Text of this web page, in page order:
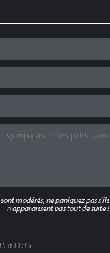
à 11:15
modérés, ne paniquez pas s'ils
n'apparaissent pas tout de suite !